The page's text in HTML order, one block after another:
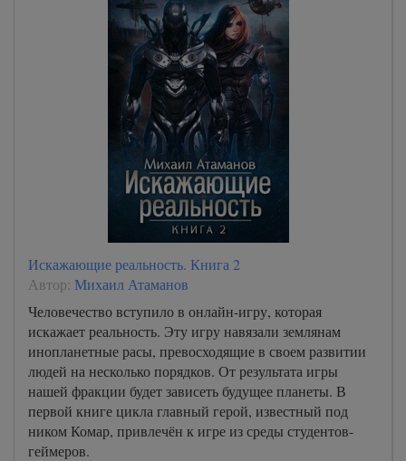
Искажающие реальность. Книга 2
Автор: Михаил Атаманов
Человечество вступило в онлайн-игру, которая
искажает реальность. Эту игру навязали землянам
инопланетные расы, превосходящие в своем развитии
людей на несколько порядков. От результата игры
нашей фракции будет зависеть будущее планеты. В
первой книге цикла главный герой, известный под
ником Комар, привлечён к игре из среды студентов-
геймеров.